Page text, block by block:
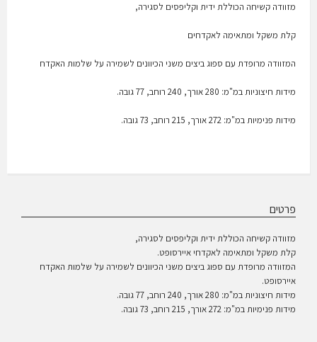
מזוודה קשיחה הכוללת ידית וקליפסים לסגירה,
קלת משקל ומתאימה לאקדחים
המזוודה מרופדת עם ספוג ביצים משני הכיוונים לשמירה על שלמות האקדח
מידות חיצוניות במ"מ: 280 אורך, 240 רוחב, 77 גובה.
מידות פנימיות במ"מ: 272 אורך, 215 רוחב, 73 גובה.
פרטים
מזוודה קשיחה הכוללת ידית וקליפסים לסגירה,
קלת משקל ומתאימה לאקדחי איירסופט.
המזוודה מרופדת עם ספוג ביצים משני הכיוונים לשמירה על שלמות האקדח
איירסופט.
מידות חיצוניות במ"מ: 280 אורך, 240 רוחב, 77 גובה.
מידות פנימיות במ"מ: 272 אורך, 215 רוחב, 73 גובה.